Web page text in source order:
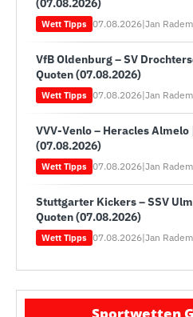
(07.08.2026)
Wett Tipps 07.08.2026|Jan
VfB Oldenburg – SV
Quoten (07.08.2026)
Wett Tipps 07.08.2026|Jan
VVV-Venlo – Heracles
(07.08.2026)
Wett Tipps 07.08.2026|Jan
Stuttgarter Kickers – SSV
Quoten (07.08.2026)
Wett Tipps 07.08.2026|Jan
Sportwetten